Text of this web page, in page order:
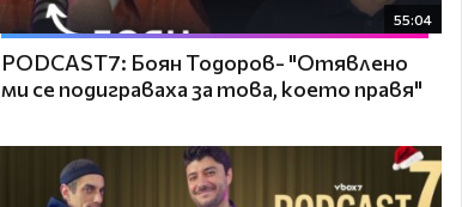
55:04
PODCAST7: ‪Боян Тодоров- "Отявлено
ми се подиграваха за това, което правя"